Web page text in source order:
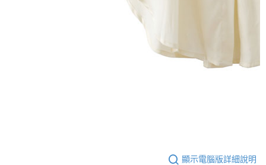
顯示電腦版詳細說明